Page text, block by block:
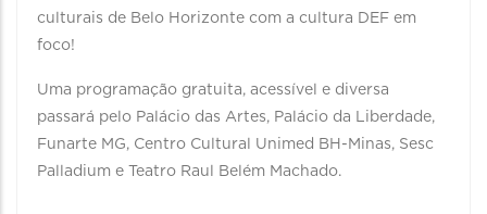
culturais de Belo Horizonte com a cultura DEF em
foco!
Uma programação gratuita, acessível e diversa
passará pelo Palácio das Artes, Palácio da Liberdade,
Funarte MG, Centro Cultural Unimed BH-Minas, Sesc
Palladium e Teatro Raul Belém Machado.